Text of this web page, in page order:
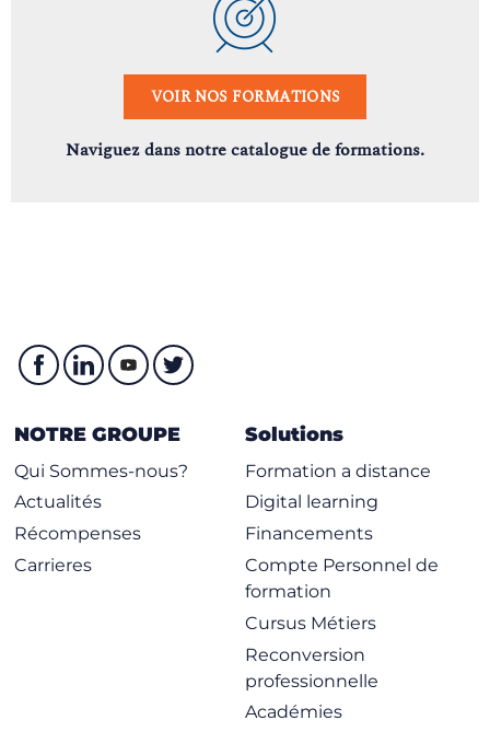
VOIR NOS FORMATIONS
Naviguez dans notre catalogue de formations.
NOTRE GROUPE
Qui Sommes-nous?
Actualités
Récompenses
Carrieres
Solutions
Formation a distance
Digital learning
Financements
Compte Personnel de
formation
Cursus Métiers
Reconversion
professionnelle
Académies